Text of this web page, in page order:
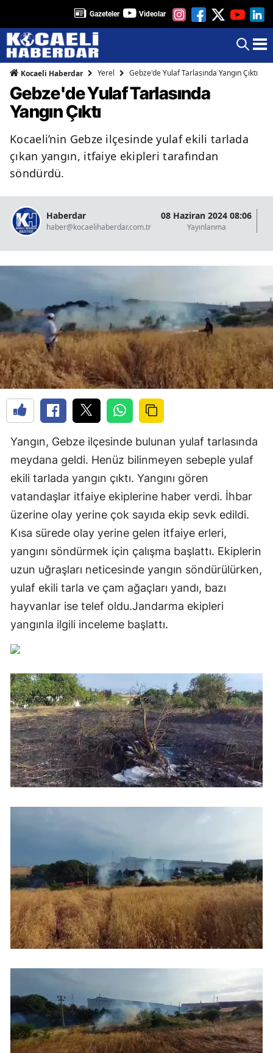
Gazeteler Videolar
Kocaeli Haberdar Yerel Gebze'de Yulaf Tarlasında Yangın Çıktı
Gebze'de Yulaf Tarlasında
Yangın Çıktı
Kocaeli’nin Gebze ilçesinde yulaf ekili tarlada
çıkan yangın, itfaiye ekipleri tarafından
söndürdü.
Haberdar
haber@kocaelihaberdar.com.tr
08 Haziran 2024 08:06
Yayınlanma
Yangın, Gebze ilçesinde bulunan yulaf tarlasında
meydana geldi. Henüz bilinmeyen sebeple yulaf
ekili tarlada yangın çıktı. Yangını gören
vatandaşlar itfaiye ekiplerine haber verdi. İhbar
üzerine olay yerine çok sayıda ekip sevk edildi.
Kısa sürede olay yerine gelen itfaiye erleri,
yangını söndürmek için çalışma başlattı. Ekiplerin
uzun uğraşları neticesinde yangın söndürülürken,
yulaf ekili tarla ve çam ağaçları yandı, bazı
hayvanlar ise telef oldu.Jandarma ekipleri
yangınla ilgili inceleme başlattı.